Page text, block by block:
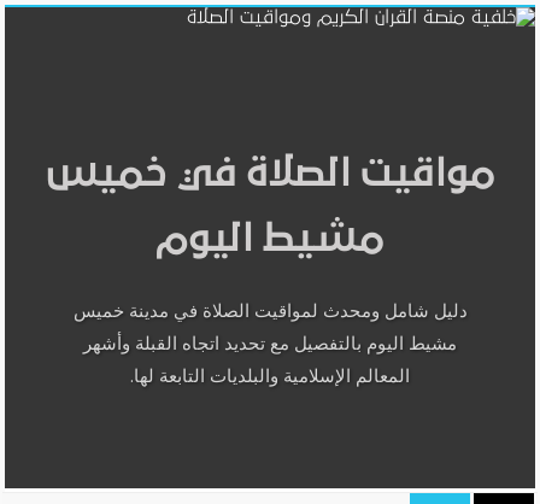
مواقيت الصلاة في خميس
مشيط اليوم
دليل شامل ومحدث لمواقيت الصلاة في مدينة خميس
مشيط اليوم بالتفصيل مع تحديد اتجاه القبلة وأشهر
المعالم الإسلامية والبلديات التابعة لها.